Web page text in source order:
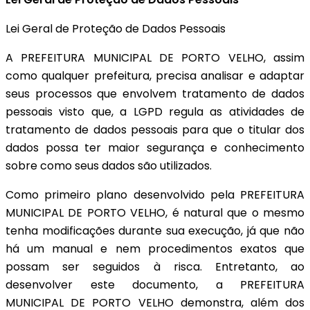
Lei Geral de Proteção de Dados Pessoais
A PREFEITURA MUNICIPAL DE PORTO VELHO, assim
como qualquer prefeitura, precisa analisar e adaptar
seus processos que envolvem tratamento de dados
pessoais visto que, a LGPD regula as atividades de
tratamento de dados pessoais para que o titular dos
dados possa ter maior segurança e conhecimento
sobre como seus dados são utilizados.
Como primeiro plano desenvolvido pela PREFEITURA
MUNICIPAL DE PORTO VELHO, é natural que o mesmo
tenha modificações durante sua execução, já que não
há um manual e nem procedimentos exatos que
possam ser seguidos à risca. Entretanto, ao
desenvolver este documento, a PREFEITURA
MUNICIPAL DE PORTO VELHO demonstra, além dos